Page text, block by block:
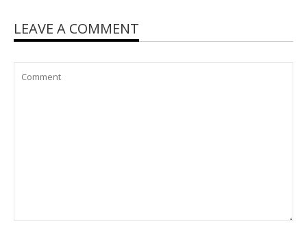
LEAVE A COMMENT